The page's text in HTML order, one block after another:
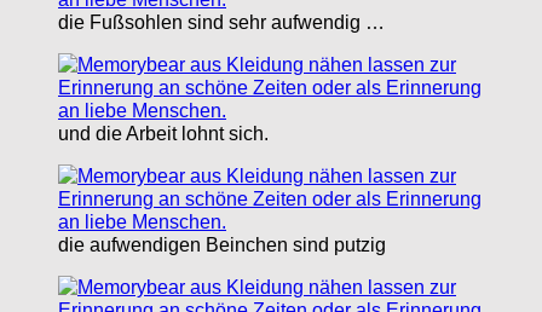
die Fußsohlen sind sehr aufwendig …
und die Arbeit lohnt sich.
die aufwendigen Beinchen sind putzig